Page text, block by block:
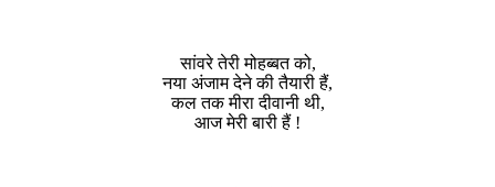
सांवरे तेरी मोहब्बत को,
नया अंजाम देने की तैयारी हैं,
कल तक मीरा दीवानी थी,
आज मेरी बारी हैं !